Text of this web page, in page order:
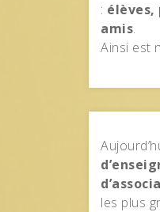
: élèves,
amis.
Ainsi est
les plus